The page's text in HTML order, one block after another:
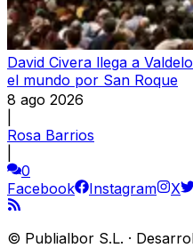
David Civera llega a
el mundo por San Roque
8 ago 2026
Rosa Barrios
0
Facebook
Instagram X
© Publialbor S.L. ·